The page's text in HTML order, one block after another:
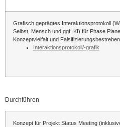
Grafisch geprägtes Interaktionsprotokoll
Selbst, Mensch und ggf. KI) für Phase
Konzeptvielfalt und
Interaktionsprotokoll/-grafik
Durchführen
Konzept für Projekt Status Meeting